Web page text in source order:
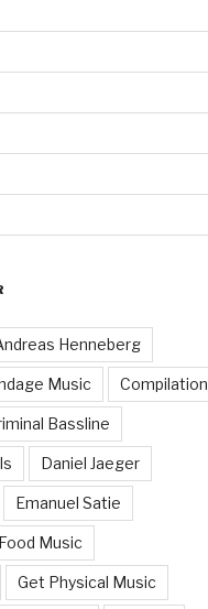
Henneberg
Music Compilation
Bassline
Daniel Jaeger
Emanuel Satie
Food Music
Get Physical Music